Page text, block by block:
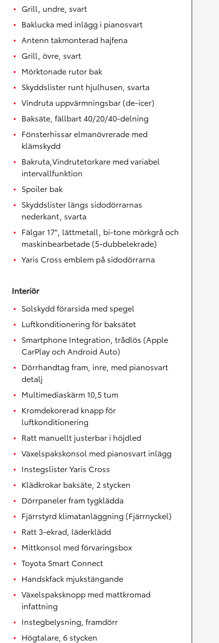
Grill, undre, svart
Baklucka med inlägg i pianosvart
Antenn takmonterad hajfena
Grill, övre, svart
Mörktonade rutor bak
Skyddslister runt hjulhusen, svarta
Vindruta uppvärmningsbar (de-icer)
Baksäte, fällbart 40/20/40-delning
Fönsterhissar elmanövrerade med
klämskydd
Bakruta,Vindrutetorkare med variabel
intervallfunktion
Spoiler bak
Skyddslister längs sidodörrarnas
nederkant, svarta
Fälgar 17", lättmetall, bi-tone mörkgrå och
maskinbearbetade (5-dubbelekrade)
Yaris Cross emblem på sidodörrarna
Interiör
Solskydd förarsida med spegel
Luftkonditionering för baksätet
Smartphone Integration, trådlös (Apple
CarPlay och Android Auto)
Dörrhandtag fram, inre, med pianosvart
detalj
Multimediaskärm 10,5 tum
Kromdekorerad knapp för
luftkonditionering
Ratt manuellt justerbar i höjdled
Växelspakskonsol med pianosvart inlägg
Instegslister Yaris Cross
Klädkrokar baksäte, 2 stycken
Dörrpaneler fram tygklädda
Fjärrstyrd klimatanläggning (Fjärrnyckel)
Ratt 3-ekrad, läderklädd
Mittkonsol med förvaringsbox
Toyota Smart Connect
Handskfack mjukstängande
Växelspaksknopp med mattkromad
infattning
Instegbelysning, framdörr
Högtalare, 6 stycken